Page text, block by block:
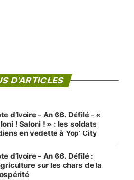
D'ARTICLES
d’Ivoire - An 66. Défilé - «
! Saloni ! » : les soldats
en vedette à Yop’ City
d’Ivoire - An 66. Défilé :
sur les chars de la